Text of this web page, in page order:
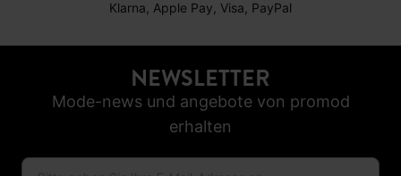
Klarna, Apple Pay, Visa, PayPal
NEWSLETTER
Mode-news und angebote von promod
erhalten